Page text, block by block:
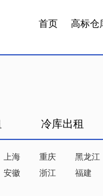
首页 高标仓
冷库出租
上海 重庆
黑龙江
安徽 浙江
福建